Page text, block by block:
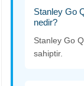
Stanley Go
nedir?
Stanley Go
sahiptir.